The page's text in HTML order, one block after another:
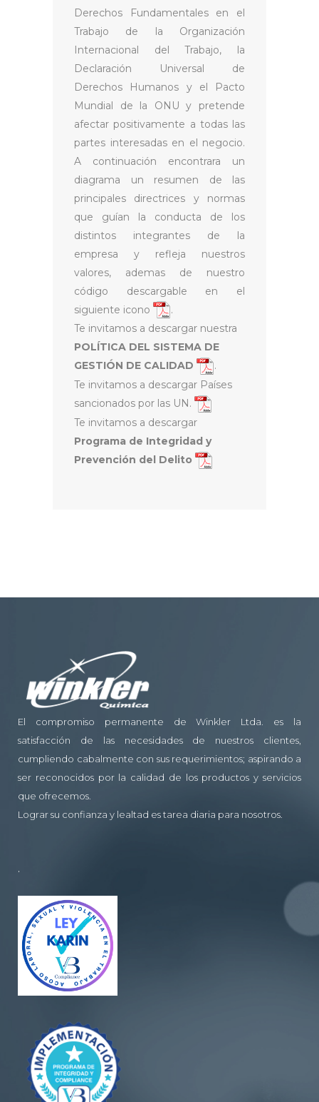
Derechos Fundamentales en el
Trabajo de la Organización
Internacional del Trabajo, la
Declaración Universal de
Derechos Humanos y el Pacto
Mundial de la ONU y pretende
afectar positivamente a todas las
partes interesadas en el negocio.
A continuación encontrara un
diagrama un resumen de las
principales directrices y normas
que guían la conducta de los
distintos integrantes de la
empresa y refleja nuestros
valores, ademas de nuestro
código descargable en el
siguiente icono
.
Te invitamos a descargar nuestra
POLÍTICA DEL SISTEMA DE
GESTIÓN DE CALIDAD
.
Te invitamos a descargar Países
sancionados por las UN.
Te invitamos a descargar
Programa de Integridad y
Prevención del Delito
El compromiso permanente de Winkler Ltda. es la
satisfacción de las necesidades de nuestros clientes,
cumpliendo cabalmente con sus requerimientos; aspirando a
ser reconocidos por la calidad de los productos y servicios
que ofrecemos.
Lograr su confianza y lealtad es tarea diaria para nosotros.
.